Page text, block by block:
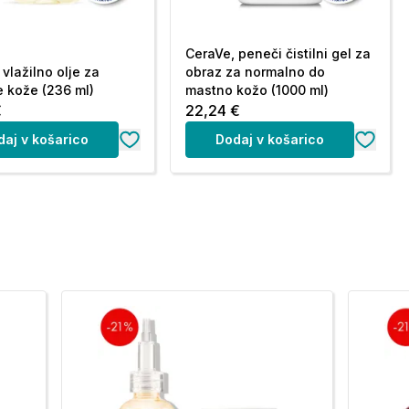
vlažilno olje za
kože (236 ml)
v košarico
CeraVe, peneči čistilni gel za
obraz za normalno do
mastno kožo (1000 ml)
22,24 €
Dodaj v košarico